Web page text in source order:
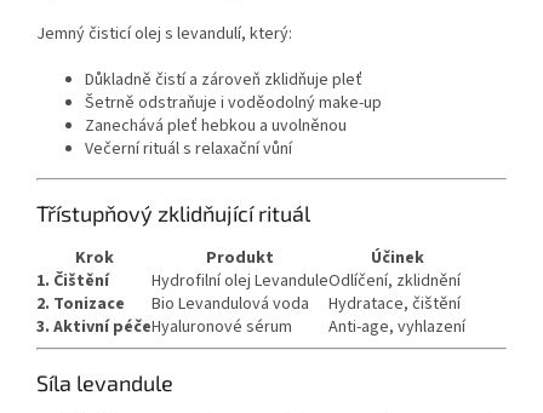
Jemný čisticí olej s levandulí, který:
Důkladně čistí a zároveň zklidňuje pleť
Šetrně odstraňuje i voděodolný make-up
Zanechává pleť hebkou a uvolněnou
Večerní rituál s relaxační vůní
Třístupňový zklidňující rituál
Krok Produkt
Účinek
1. Čištění
Hydrofilní olej LevanduleOdlíčení, zklidnění
2. Tonizace
Bio Levandulová voda
Hydratace, čištění
3. Aktivní péčeHyaluronové sérum Anti-age, vyhlazení
Síla levandule